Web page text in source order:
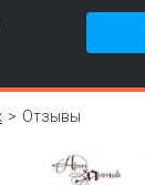
Отзывы